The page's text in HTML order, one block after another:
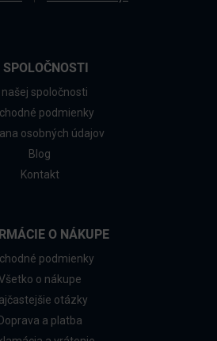
SPOLOČNOSTI
našej spoločnosti
podmienky
osobných údajov
Blog
Kontakt
O NÁKUPE
podmienky
o nákupe
otázky
Doprava a platba